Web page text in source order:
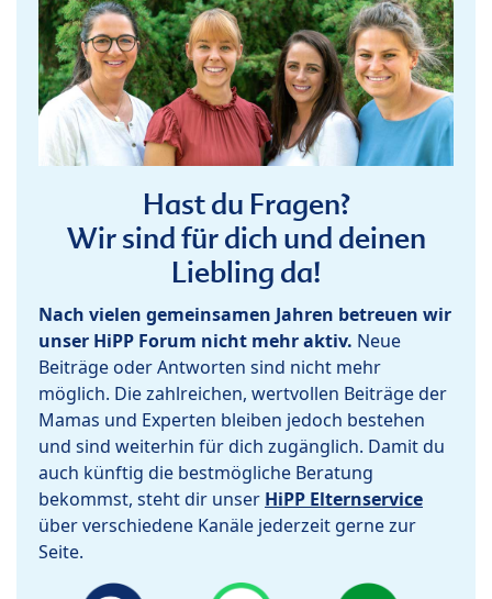
Hast du Fragen?
Wir sind für dich und deinen
Liebling da!
Nach vielen gemeinsamen Jahren betreuen wir
unser HiPP Forum nicht mehr aktiv. Neue
Beiträge oder Antworten sind nicht mehr
möglich. Die zahlreichen, wertvollen Beiträge der
Mamas und Experten bleiben jedoch bestehen
und sind weiterhin für dich zugänglich. Damit du
auch künftig die bestmögliche Beratung
bekommst, steht dir unser HiPP Elternservice
über verschiedene Kanäle jederzeit gerne zur
Seite.